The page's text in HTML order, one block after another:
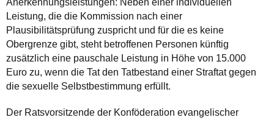
Anerkennungsleistungen: Neben einer individuellen
Leistung, die die Kommission nach einer
Plausibilitätsprüfung zuspricht und für die es keine
Obergrenze gibt, steht betroffenen Personen künftig
zusätzlich eine pauschale Leistung in Höhe von 15.000
Euro zu, wenn die Tat den Tatbestand einer Straftat gegen
die sexuelle Selbstbestimmung erfüllt.
Der Ratsvorsitzende der Konföderation evangelischer